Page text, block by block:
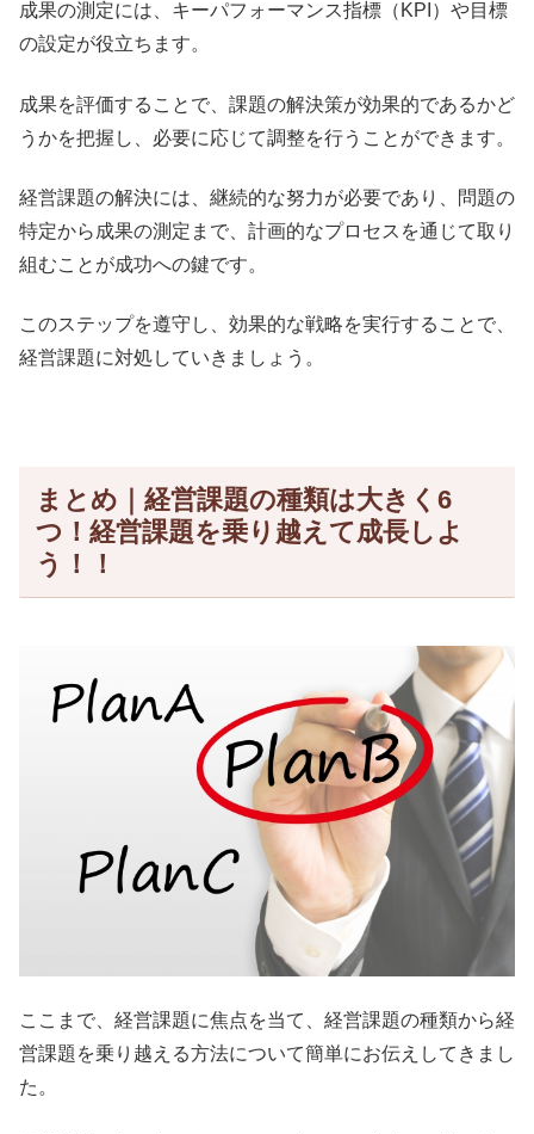
成果の測定には、キーパフォーマンス指標（KPI）や目標
の設定が役立ちます。
成果を評価することで、課題の解決策が効果的であるかど
うかを把握し、必要に応じて調整を行うことができます。
経営課題の解決には、継続的な努力が必要であり、問題の
特定から成果の測定まで、計画的なプロセスを通じて取り
組むことが成功への鍵です。
このステップを遵守し、効果的な戦略を実行することで、
経営課題に対処していきましょう。
まとめ｜経営課題の種類は大きく6
つ！経営課題を乗り越えて成長しよ
う！！
ここまで、経営課題に焦点を当て、経営課題の種類から経
営課題を乗り越える方法について簡単にお伝えしてきまし
た。